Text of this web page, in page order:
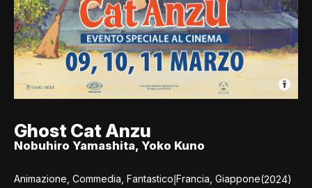
Ghost Cat Anzu
Nobuhiro Yamashita, Yoko Kuno
Animazione, Commedia, Fantastico|Francia, Giappone(2024)